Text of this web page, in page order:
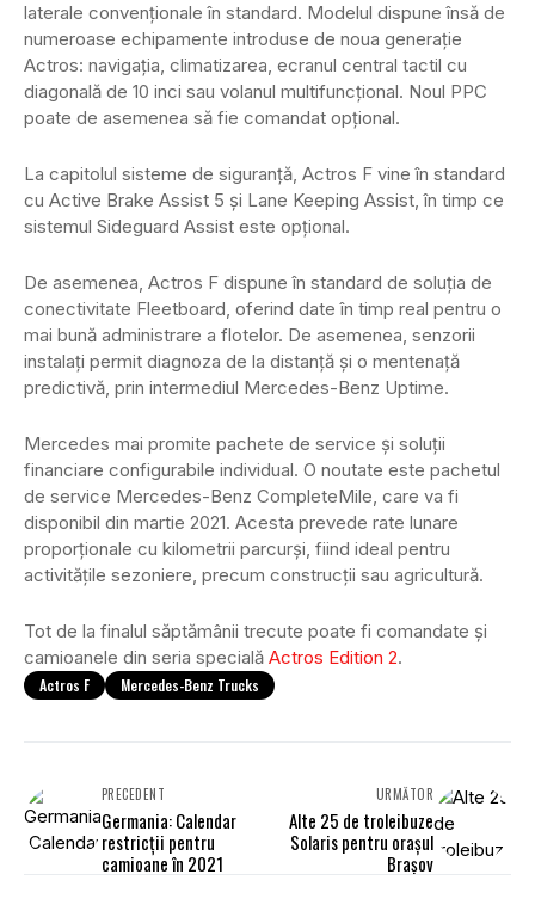
laterale convenționale în standard. Modelul dispune însă de
numeroase echipamente introduse de noua generație
Actros: navigația, climatizarea, ecranul central tactil cu
diagonală de 10 inci sau volanul multifuncțional. Noul PPC
poate de asemenea să fie comandat opțional.
La capitolul sisteme de siguranță, Actros F vine în standard
cu Active Brake Assist 5 și Lane Keeping Assist, în timp ce
sistemul Sideguard Assist este opțional.
De asemenea, Actros F dispune în standard de soluția de
conectivitate Fleetboard, oferind date în timp real pentru o
mai bună administrare a flotelor. De asemenea, senzorii
instalați permit diagnoza de la distanță și o mentenață
predictivă, prin intermediul Mercedes-Benz Uptime.
Mercedes mai promite pachete de service și soluții
financiare configurabile individual. O noutate este pachetul
de service Mercedes-Benz CompleteMile, care va fi
disponibil din martie 2021. Acesta prevede rate lunare
proporționale cu kilometrii parcurși, fiind ideal pentru
activitățile sezoniere, precum construcții sau agricultură.
Tot de la finalul săptămânii trecute poate fi comandate și
camioanele din seria specială Actros Edition 2.
Actros F Mercedes-Benz Trucks
PRECEDENT
Germania: Calendar
restricții pentru
camioane în 2021
URMĂTOR
Alte 25 de troleibuze
Solaris pentru orașul
Brașov